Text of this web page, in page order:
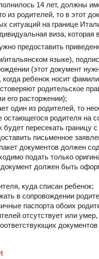
14 лет, должны
из родителей, то в этот
ситуаций на границе
виза, которая
предоставить
итальянском языке),
(этот документ
ребенок носит
родительское
его расторжении);
один из родителей, то
остающегося родителя на
будет пересекать
письменное
документов должен
подать только
должен быть
куда списан ребенок;
в сопровождении
паспорта обоих
отсутствует или